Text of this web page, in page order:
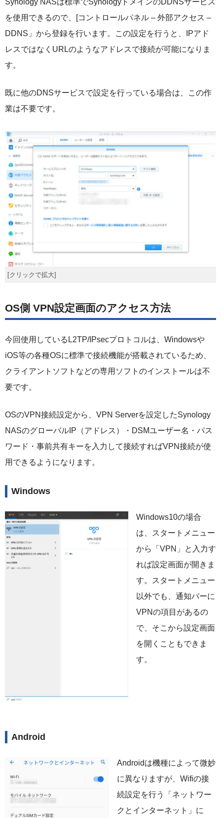
を使用できるので、[コントロールパネル – 外部アクセス –
DDNS」から登録を行います。この設定を行うと、IPアド
レスではなくURLのようなアドレスで接続が可能になりま
す。
既に他のDNSサービスで設定を行っている場合は、この作
業は不要です。
[クリックで拡大]
OS側 VPN設定画面のアクセス方法
今回使用しているL2TP/IPsecプロトコルは、Windowsや
iOS等の各種OSに標準で接続機能が搭載されているため、
クライアントソフトなどの専用ソフトのインストールは不
要です。
OSのVPN接続設定から、VPN Serverを設定したSynology
NASのグローバルIP（アドレス）・DSMユーザー名・パス
ワード・事前共有キーを入力して接続すればVPN接続が使
用できるようになります。
Windows
Windows10の場合
は、スタートメニュー
から「VPN」と入力す
れば設定画面が開きま
す。スタートメニュー
以外でも、通知バーに
VPNの項目があるの
で、そこから設定画面
を開くこともできま
す。
Android
Androidは機種によって微妙
に異なりますが、Wifiの接
続設定を行う「ネットワー
クとインターネット」に